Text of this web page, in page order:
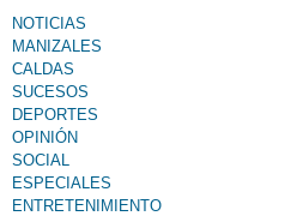
NOTICIAS
MANIZALES
CALDAS
SUCESOS
DEPORTES
OPINIÓN
SOCIAL
ESPECIALES
ENTRETENIMIENTO